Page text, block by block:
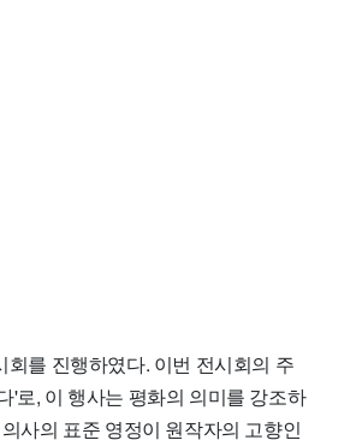
를 진행하였다. 이번 전시회의 주
'로, 이 행사는 평화의 의미를 강조하
사의 표준 영정이 원작자의 고향인